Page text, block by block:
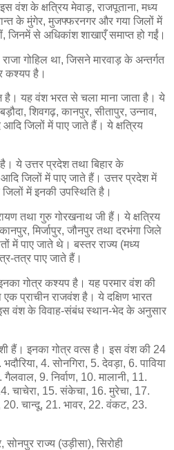
इस वंश के क्षत्रिय मेवाड़, राजपूताना, मध्य
के मुंगेर, मुजफ्फरनगर और गया जिलों में
जिनमें से अधिकांश शाखाएँ समाप्त हो गईं।
गोहिल था, जिसने मारवाड़ के अन्तर्गत
कश्यप है।
है। यह वंश भरत से चला माना जाता है। ये
शिवगढ़, कानपुर, सीतापुर, उन्नाव,
जिलों में पाए जाते हैं। ये क्षत्रिय
ये उत्तर प्रदेश तथा बिहार के
जिलों में पाए जाते हैं। उत्तर प्रदेश में
में इनकी उपस्थिति है।
तथा गुरु गोरखनाथ जी हैं। ये क्षत्रिय
कानपुर, मिर्जापुर, जौनपुर तथा दरभंगा जिले
में पाए जाते थे। बस्तर राज्य (मध्य
तत्र पाए जाते हैं।
गोत्र कश्यप है। यह परमार वंश की
एक प्राचीन राजवंश है। ये दक्षिण भारत
वंश के विवाह-संबंध स्थान-भेद के अनुसार
हैं। इनका गोत्र वत्स है। इस वंश की 24
4. सोनगिरा, 5. देवड़ा, 6. पाविया
9. निर्वाण, 10. मालानी, 11.
चाचेरा, 15. संकेचा, 16. मुरेचा, 17.
20. चान्दू, 21. भावर, 22. वंकट, 23.
राज्य (उड़ीसा), सिरोही